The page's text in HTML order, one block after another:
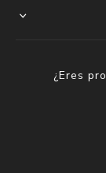
¿Eres